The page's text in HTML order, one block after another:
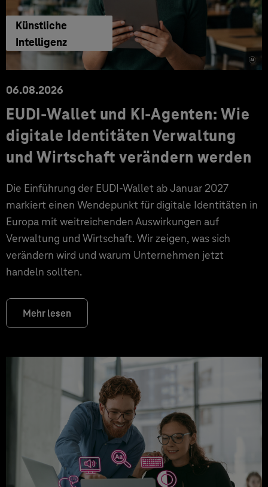
Künstliche
Intelligenz
06.08.2026
EUDI-Wallet und KI-Agenten: Wie
digitale Identitäten Verwaltung
und Wirtschaft verändern werden
Die Einführung der EUDI-Wallet ab Januar 2027
markiert einen Wendepunkt für digitale Identitäten in
Europa mit weitreichenden Auswirkungen auf
Verwaltung und Wirtschaft. Wir zeigen, was sich
verändern wird und warum Unternehmen jetzt
handeln sollten.
Mehr lesen